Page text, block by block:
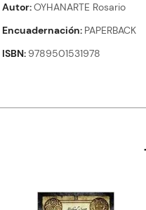
Autor OYHANARTE Rosario
Encuadernación PAPERBACK
ISBN 9789501531978